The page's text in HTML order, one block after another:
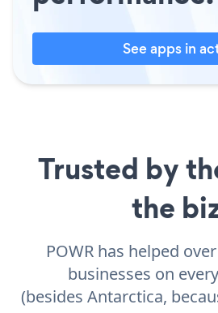
See apps in
Trusted by
the
POWR has helped
businesses on
(besides Antarctica,